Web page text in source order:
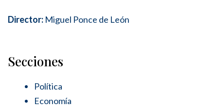
Director: Miguel Ponce de León
Secciones
Política
Economía